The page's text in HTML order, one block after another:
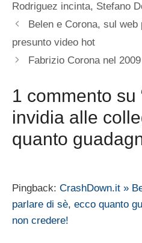
Rodriguez incinta, Stefano
Belen e Corona, sul web
presunto video hot
Fabrizio Corona nel
1 commento su
invidia alle
quanto
Pingback: CrashDown.it »
parlare di sè, ecco quanto
non credere!